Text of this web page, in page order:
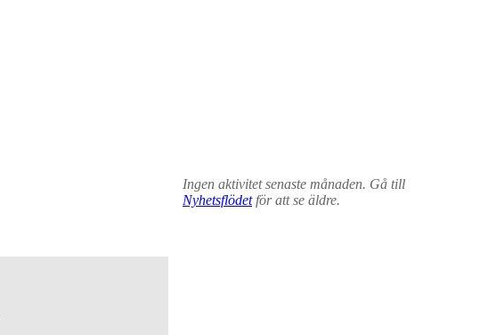
Ingen aktivitet senaste månaden. Gå till
Nyhetsflödetför att se äldre.